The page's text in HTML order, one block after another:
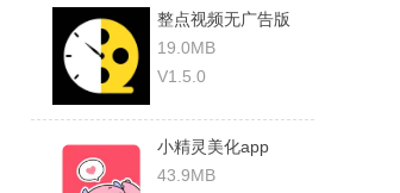
整点视频无广告版
19.0MB
V1.5.0
小精灵美化app
43.9MB